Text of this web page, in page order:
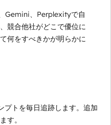
Gemini、Perplexityで自
競合他社がどこで優位に
何をすべきかが明らかに
プトを毎日追跡します。追加
す。